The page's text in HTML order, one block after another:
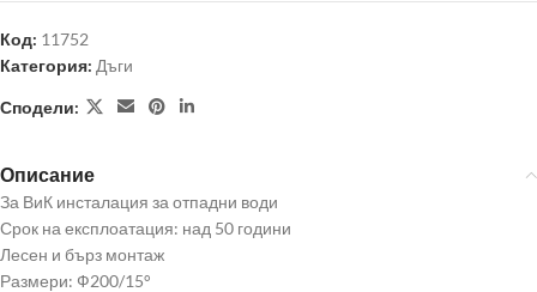
Код: 11752
Категория: Дъги
Сподели:
Описание
За ВиК инсталация за отпадни води
Срок на експлоатация: над 50 години
Лесен и бърз монтаж
Размери: Ф200/15°